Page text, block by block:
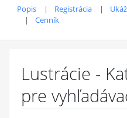
Popis Registrácia
Cenník
Lustrácie -
pre